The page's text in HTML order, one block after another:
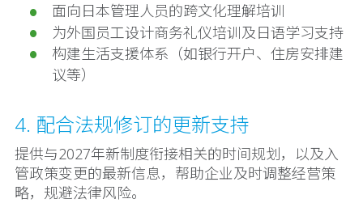
面向日本管理人员的跨文化理解培训
为外国员工设计商务礼仪培训及日语学习支持
构建生活支援体系（如银行开户、住房安排建
议等）
4. 配合法规修订的更新支持
提供与2027年新制度衔接相关的时间规划，以及入
管政策变更的最新信息，帮助企业及时调整经营策
略，规避法律风险。